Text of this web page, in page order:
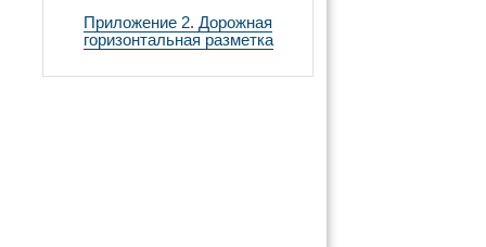
Приложение 2. Дорожная
горизонтальная разметка